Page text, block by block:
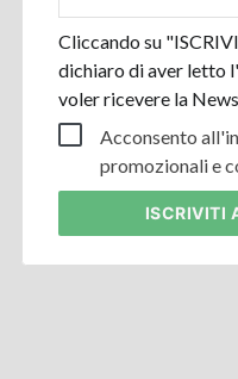
Cliccando su
dichiaro di aver letto l'
voler ricevere la
Acconsento
promozionali e
ISCRIVITI